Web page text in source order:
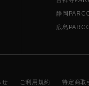
静岡
広島
せ ご利用規約 特定商取